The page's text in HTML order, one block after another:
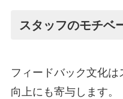
スタッフのモチベ
フィードバック文化
向上にも寄与します。